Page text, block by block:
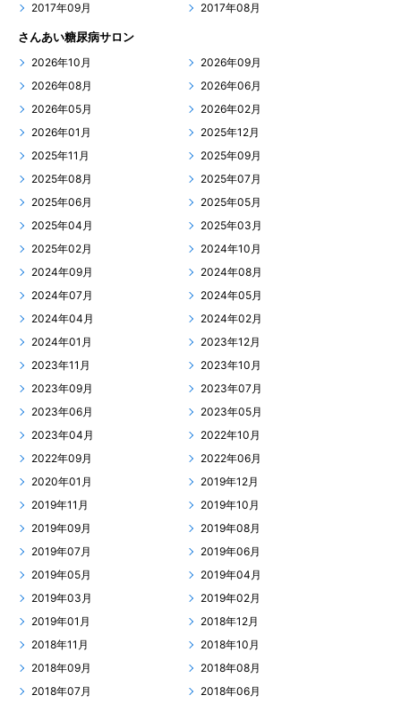
2017年09月
2017年08月
さんあい糖尿病サロン
2026年10月
2026年09月
2026年08月
2026年06月
2026年05月
2026年02月
2026年01月
2025年12月
2025年11月
2025年09月
2025年08月
2025年07月
2025年06月
2025年05月
2025年04月
2025年03月
2025年02月
2024年10月
2024年09月
2024年08月
2024年07月
2024年05月
2024年04月
2024年02月
2024年01月
2023年12月
2023年11月
2023年10月
2023年09月
2023年07月
2023年06月
2023年05月
2023年04月
2022年10月
2022年09月
2022年06月
2020年01月
2019年12月
2019年11月
2019年10月
2019年09月
2019年08月
2019年07月
2019年06月
2019年05月
2019年04月
2019年03月
2019年02月
2019年01月
2018年12月
2018年11月
2018年10月
2018年09月
2018年08月
2018年07月
2018年06月